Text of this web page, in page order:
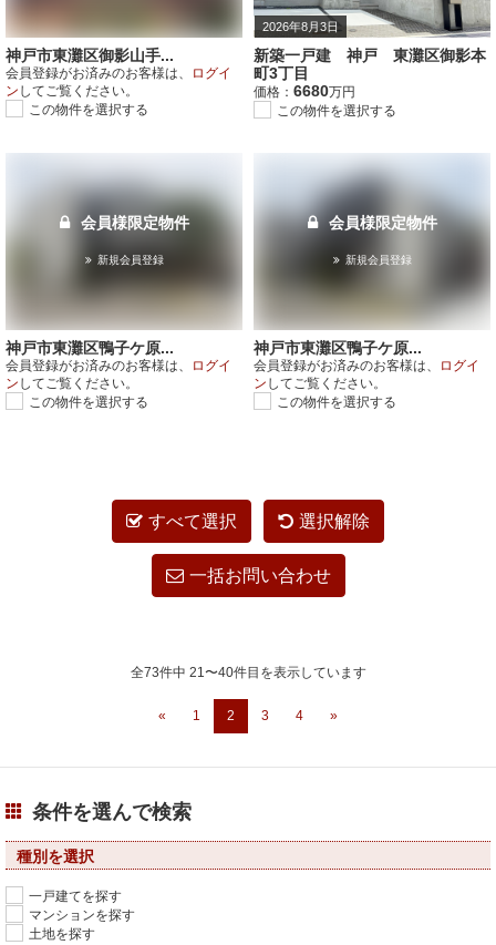
神戸市東灘区御影山手...
会員登録がお済みのお客様は、
ログイ
ン してご覧ください。
この物件を選択する
2026年8月3日
新築一戸建 神戸 東灘区御影本
町3丁目
価格： 6680万円
この物件を選択する
会員様限定物件
新規会員登録
神戸市東灘区鴨子ケ原...
会員登録がお済みのお客様は、
ログイ
ン してご覧ください。
この物件を選択する
会員様限定物件
新規会員登録
神戸市東灘区鴨子ケ原...
会員登録がお済みのお客様は、
ログイ
ン してご覧ください。
この物件を選択する
すべて選択 選択解除
一括お問い合わせ
全73件中 21〜40件目を表示しています
« 1 2 3 4 »
条件を選んで検索
種別を選択
一戸建てを探す
マンションを探す
土地を探す